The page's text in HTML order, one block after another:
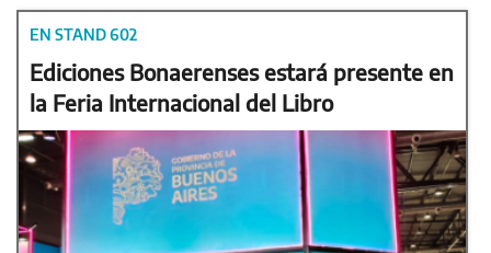
EN STAND 602
Ediciones Bonaerenses estará presente en
la Feria Internacional del Libro